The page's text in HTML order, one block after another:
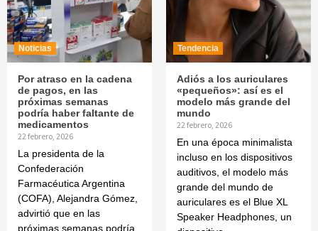
Noticias
Por atraso en la cadena
de pagos, en las
próximas semanas
podría haber faltante de
medicamentos
22 febrero, 2026
La presidenta de la
Confederación
Farmacéutica Argentina
(COFA), Alejandra Gómez,
advirtió que en las
próximas semanas podría
Tendencia
Adiós a los auriculares
«pequeños»: así es el
modelo más grande del
mundo
22 febrero, 2026
En una época minimalista
incluso en los dispositivos
auditivos, el modelo más
grande del mundo de
auriculares es el Blue XL
Speaker Headphones, un